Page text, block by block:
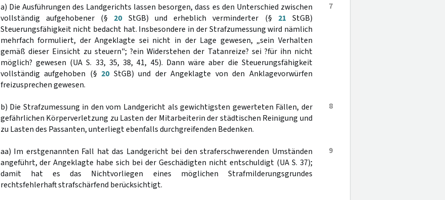
7
a) Die Ausführungen des Landgerichts lassen besorgen, dass es den Unterschied zwischen
vollständig aufgehobener (§ 20StGB) und erheblich verminderter (§ 21 StGB)
Steuerungsfähigkeit nicht bedacht hat. Insbesondere in der Strafzumessung wird nämlich
mehrfach formuliert, der Angeklagte sei nicht in der Lage gewesen, „sein Verhalten
gemäß dieser Einsicht zu steuern"; ?ein Widerstehen der Tatanreize? sei ?für ihn nicht
möglich? gewesen (UA S. 33, 35, 38, 41, 45). Dann wäre aber die Steuerungsfähigkeit
vollständig aufgehoben (§ 20StGB) und der Angeklagte von den Anklagevorwürfen
freizusprechen gewesen.
8
b) Die Strafzumessung in den vom Landgericht als gewichtigsten gewerteten Fällen, der
gefährlichen Körperverletzung zu Lasten der Mitarbeiterin der städtischen Reinigung und
zu Lasten des Passanten, unterliegt ebenfalls durchgreifenden Bedenken.
9
aa) Im erstgenannten Fall hat das Landgericht bei den straferschwerenden Umständen
angeführt, der Angeklagte habe sich bei der Geschädigten nicht entschuldigt (UA S. 37);
damit hat es das Nichtvorliegen eines möglichen Strafmilderungsgrundes
rechtsfehlerhaft strafschärfend berücksichtigt.